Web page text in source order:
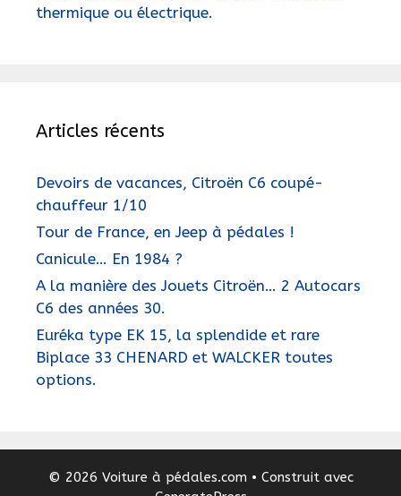
thermique ou électrique.
Articles récents
Devoirs de vacances, Citroën C6 coupé-
chauffeur 1/10
Tour de France, en Jeep à pédales !
Canicule… En 1984 ?
A la manière des Jouets Citroën… 2 Autocars
C6 des années 30.
Euréka type EK 15, la splendide et rare
Biplace 33 CHENARD et WALCKER toutes
options.
© 2026 Voiture à pédales.com • Construit avec